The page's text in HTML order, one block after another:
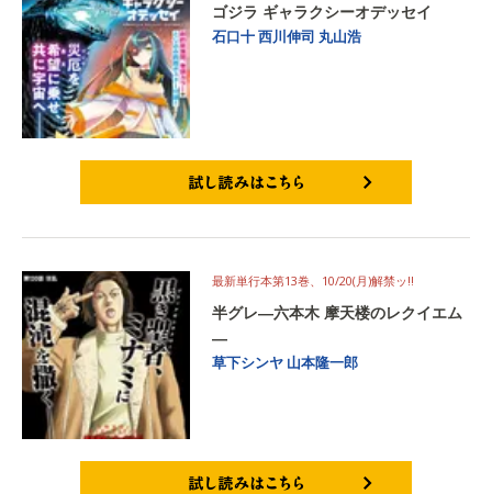
ゴジラ ギャラクシーオデッセイ
石口十西川伸司 丸山浩
最新単行本第13巻、10/20(月)解禁ッ‼
半グレ―六本木 摩天楼のレクイエム
―
草下シンヤ 山本隆一郎